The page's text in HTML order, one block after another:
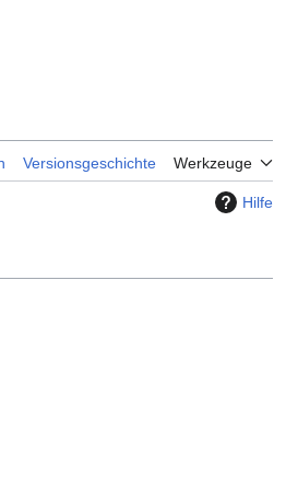
Versionsgeschichte Werkzeuge
Hilfe